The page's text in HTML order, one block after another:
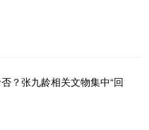
？张九龄相关文物集中“回